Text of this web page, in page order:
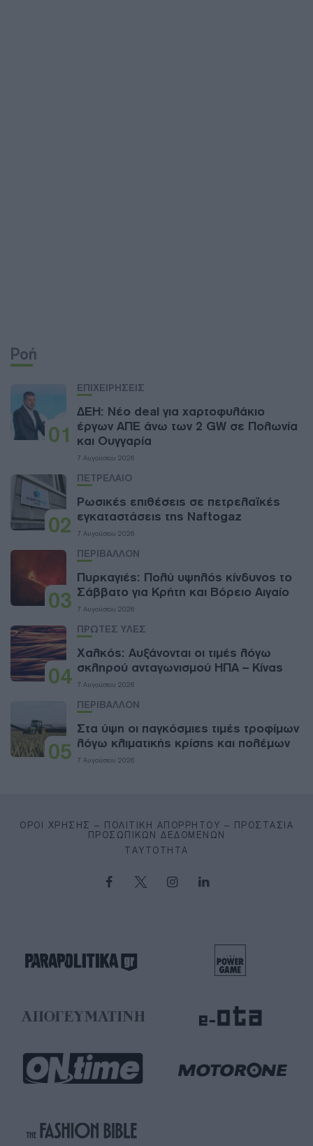
Ροή
01
ΕΠΙΧΕΙΡΗΣΕΙΣ
ΔΕΗ: Νέο deal για χαρτοφυλάκιο
έργων ΑΠΕ άνω των 2 GW σε Πολωνία
και Ουγγαρία
7 Αυγούστου 2026
02
ΠΕΤΡΕΛΑΙΟ
Ρωσικές επιθέσεις σε πετρελαϊκές
εγκαταστάσεις της Naftogaz
7 Αυγούστου 2026
03
ΠΕΡΙΒΑΛΛΟΝ
Πυρκαγιές: Πολύ υψηλός κίνδυνος το
Σάββατο για Κρήτη και Βόρειο Αιγαίο
7 Αυγούστου 2026
04
ΠΡΩΤΕΣ ΥΛΕΣ
Χαλκός: Αυξάνονται οι τιμές λόγω
σκληρού ανταγωνισμού ΗΠΑ – Κίνας
7 Αυγούστου 2026
05
ΠΕΡΙΒΑΛΛΟΝ
Στα ύψη οι παγκόσμιες τιμές τροφίμων
λόγω κλιματικής κρίσης και πολέμων
7 Αυγούστου 2026
ΌΡΟΙ ΧΡΉΣΗΣ – ΠΟΛΙΤΙΚΉ ΑΠΟΡΡΉΤΟΥ – ΠΡΟΣΤΑΣΊΑ
ΠΡΟΣΩΠΙΚΏΝ ΔΕΔΟΜΈΝΩΝ
ΤΑΥΤΌΤΗΤΑ